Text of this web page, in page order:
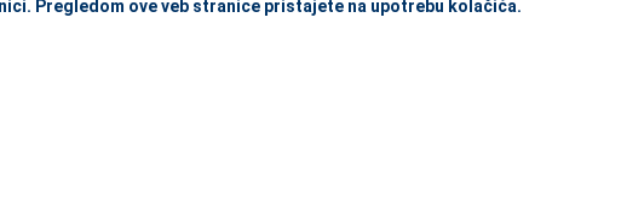
and enter to go to the desired page. Touch device users, explore by touch
Pregledom ove veb stranice pristajete na upotrebu kolačića.